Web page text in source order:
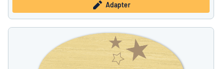
Adapter